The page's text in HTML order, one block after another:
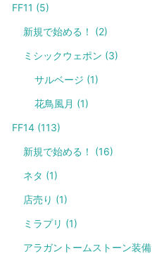
FF11 (5)
新規で始める！ (2)
ミシックウェポン (3)
サルベージ (1)
花鳥風月 (1)
FF14 (113)
新規で始める！ (16)
ネタ (1)
店売り (1)
ミラプリ (1)
アラガントームストーン装備